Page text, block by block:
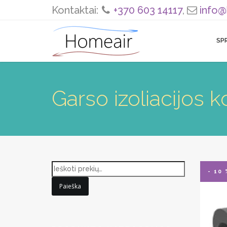
Kontaktai: +370 603 14117,
Garso izoliacijos
- 10
Paieška